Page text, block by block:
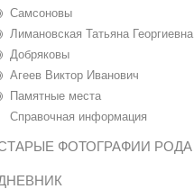
Самсоновы
Лимановская Татьяна Георгиевна
Добряковы
Агеев Виктор Иванович
Памятные места
Справочная информация
ФОТОГРАФИИ РОДА